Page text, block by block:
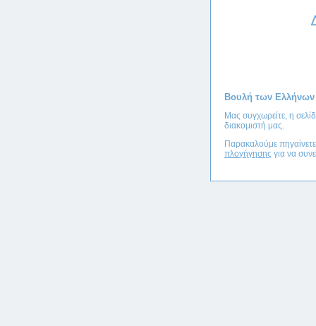
Βουλή των Ελλήνων
Μας συγχωρείτε, η
διακομιστή μας.
Παρακαλούμε
πλογήγησης για να